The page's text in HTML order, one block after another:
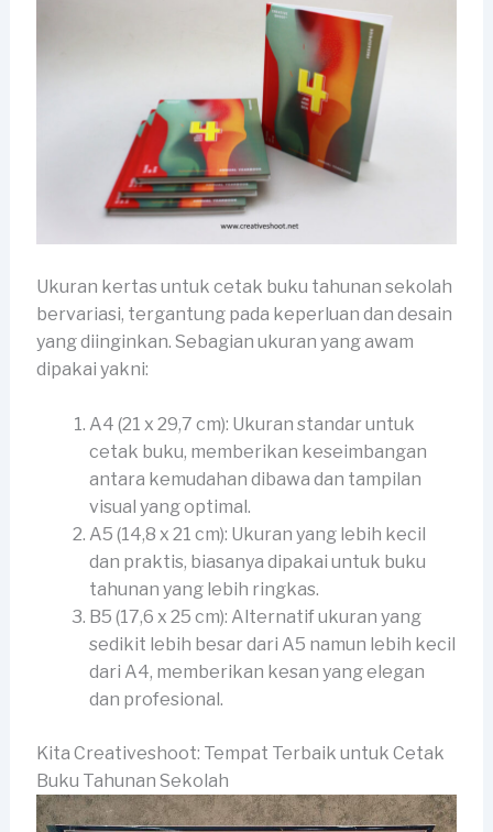
Ukuran kertas untuk cetak buku tahunan sekolah
bervariasi, tergantung pada keperluan dan desain
yang diinginkan. Sebagian ukuran yang awam
dipakai yakni:
A4 (21 x 29,7 cm): Ukuran standar untuk
cetak buku, memberikan keseimbangan
antara kemudahan dibawa dan tampilan
visual yang optimal.
A5 (14,8 x 21 cm): Ukuran yang lebih kecil
dan praktis, biasanya dipakai untuk buku
tahunan yang lebih ringkas.
B5 (17,6 x 25 cm): Alternatif ukuran yang
sedikit lebih besar dari A5 namun lebih kecil
dari A4, memberikan kesan yang elegan
dan profesional.
Kita Creativeshoot: Tempat Terbaik untuk Cetak
Buku Tahunan Sekolah